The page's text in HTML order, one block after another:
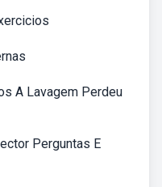
A Lavagem Perdeu
Perguntas E